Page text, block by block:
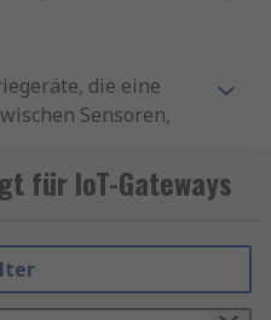
die eine
Sensoren,
ermöglichen.
IoT-
sowie
verbessern.
für IoT-Gateways